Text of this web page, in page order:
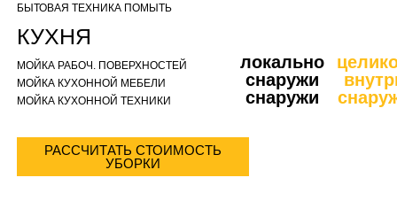
БЫТОВАЯ ТЕХНИКА ПОМЫТЬ
МОЙКА РАБОЧ. ПОВЕРХНОСТЕЙ
МОЙКА КУХОННОЙ МЕБЕЛИ
МОЙКА КУХОННОЙ ТЕХНИКИ
КУХНЯ
локально
снаружи
снаружи
РАССЧИТАТЬ СТОИМОСТЬ
УБОРКИ